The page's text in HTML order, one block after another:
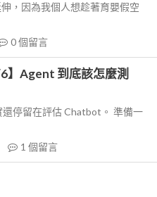
，因為我個人想趁著育嬰假空
0個留言
】Agent 到底該怎麼測
停留在評估 Chatbot。 準備一
1 個留言